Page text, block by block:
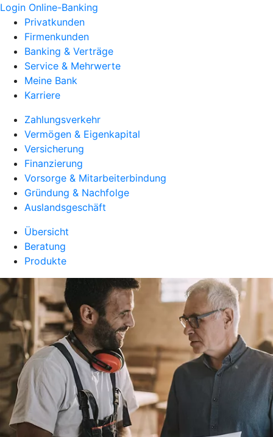
Login Online-Banking
Privatkunden
Firmenkunden
Banking & Verträge
Service & Mehrwerte
Meine Bank
Karriere
Zahlungsverkehr
Vermögen & Eigenkapital
Versicherung
Finanzierung
Vorsorge & Mitarbeiterbindung
Gründung & Nachfolge
Auslandsgeschäft
Übersicht
Beratung
Produkte